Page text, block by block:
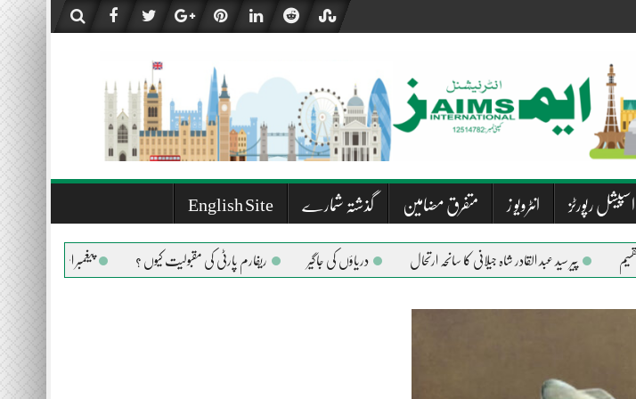
اسپیشل رپورٹز انٹرویو ز متفرق مضامین گذشتہ شمارے English Site
پیر سید عبد القادر شاہ جیلانی کا سانحہ ارتحال دریاؤں کی جاگیر ریفارم پارٹی کی مقبولیت کیوں ؟ پیغمبر اسلام صلی اللہ علیہ وسلم کی